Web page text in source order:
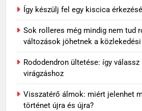
Így készülj fel egy kiscica
Sok rolleres még mindig nem tud
változások jöhetnek a
Rododendron ültetése: így
virágzáshoz
Visszatérő álmok: miért jelenhet
történet újra és újra?